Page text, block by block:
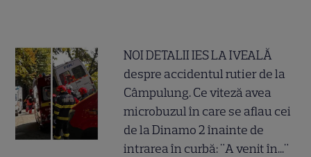
NOI DETALII IES LA IVEALĂ
despre accidentul rutier de la
Câmpulung. Ce viteză avea
microbuzul în care se aflau cei
de la Dinamo 2 înainte de
intrarea în curbă: "A venit în..."